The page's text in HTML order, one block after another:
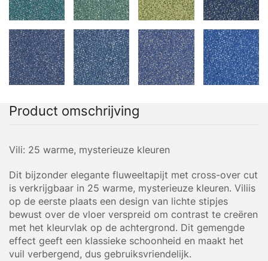
Product omschrijving
Vili: 25 warme, mysterieuze kleuren
Dit bijzonder elegante fluweeltapijt met cross-over cut
is verkrijgbaar in 25 warme, mysterieuze kleuren. Viliis
op de eerste plaats een design van lichte stipjes
bewust over de vloer verspreid om contrast te creëren
met het kleurvlak op de achtergrond. Dit gemengde
effect geeft een klassieke schoonheid en maakt het
vuil verbergend, dus gebruiksvriendelijk.